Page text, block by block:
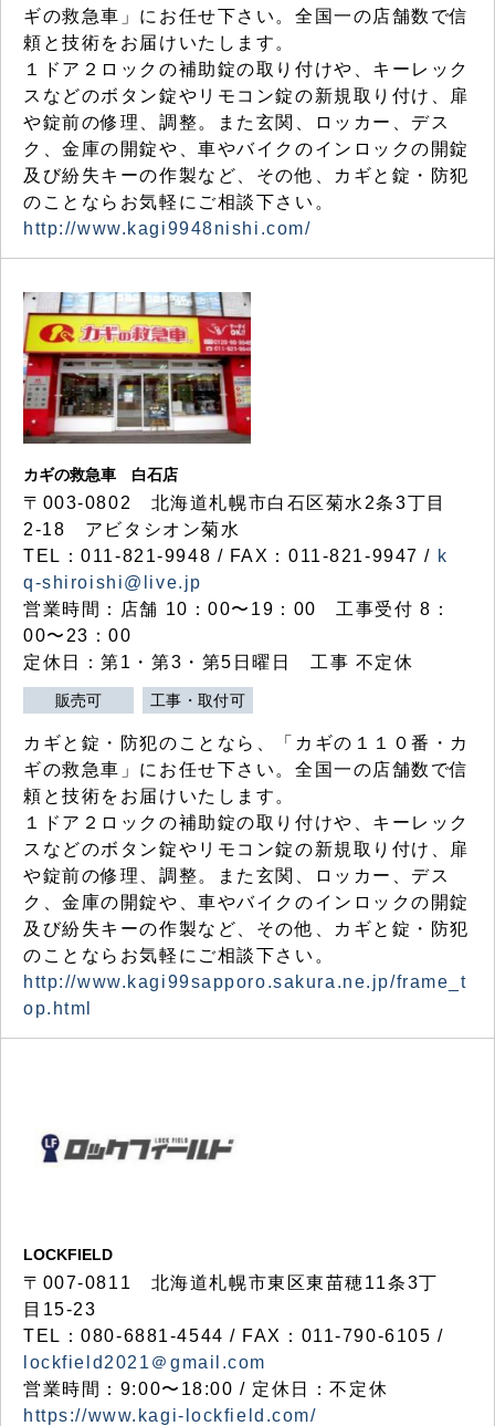
ギの救急車」にお任せ下さい。全国一の店舗数で信
頼と技術をお届けいたします。
１ドア２ロックの補助錠の取り付けや、キーレック
スなどのボタン錠やリモコン錠の新規取り付け、扉
や錠前の修理、調整。また玄関、ロッカー、デス
ク、金庫の開錠や、車やバイクのインロックの開錠
及び紛失キーの作製など、その他、カギと錠・防犯
のことならお気軽にご相談下さい。
http://www.kagi9948nishi.com/
カギの救急車 白石店
〒003-0802 北海道札幌市白石区菊水2条3丁目
2-18 アビタシオン菊水
TEL：011-821-9948 / FAX：011-821-9947 / k
q-shiroishi@live.jp
営業時間：店舗 10：00〜19：00 工事受付 8：
00〜23：00
定休日：第1・第3・第5日曜日 工事 不定休
販売可 工事・取付可
カギと錠・防犯のことなら、「カギの１１０番・カ
ギの救急車」にお任せ下さい。全国一の店舗数で信
頼と技術をお届けいたします。
１ドア２ロックの補助錠の取り付けや、キーレック
スなどのボタン錠やリモコン錠の新規取り付け、扉
や錠前の修理、調整。また玄関、ロッカー、デス
ク、金庫の開錠や、車やバイクのインロックの開錠
及び紛失キーの作製など、その他、カギと錠・防犯
のことならお気軽にご相談下さい。
http://www.kagi99sapporo.sakura.ne.jp/frame_t
op.html
LOCKFIELD
〒007-0811 北海道札幌市東区東苗穂11条3丁
目15-23
TEL：080-6881-4544 / FAX：011-790-6105 /
lockfield2021＠gmail.com
営業時間：9:00〜18:00 / 定休日：不定休
https://www.kagi-lockfield.com/